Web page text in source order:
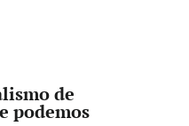
de
podemos